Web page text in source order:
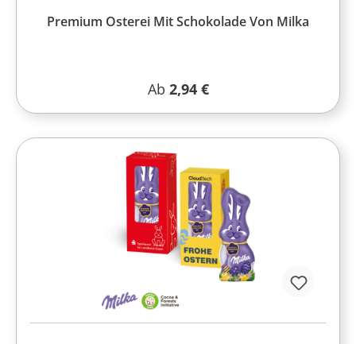
Premium Osterei Mit Schokolade Von Milka
Regulärer Preis:
Ab 2,94 €